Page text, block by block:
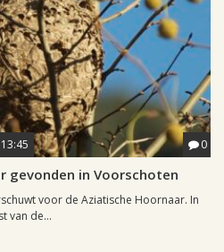
0
gevonden in Voorschoten
voor de Aziatische Hoornaar. In
van de...